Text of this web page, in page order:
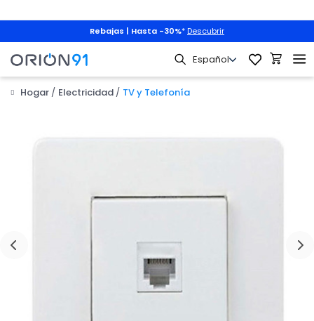
Rebajas | Hasta -30%* Descubrir
Hogar Electricidad TV y Telefonía